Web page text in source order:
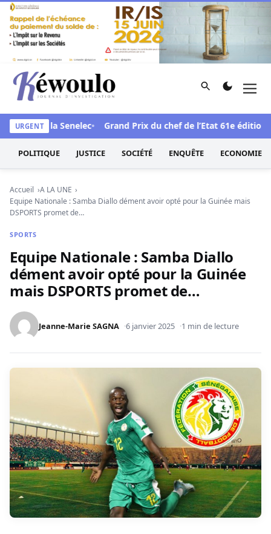
Aller au contenu
Kéwoulo, le premier site d'information et d'investigation
Rechercher
URGENT
face à la Senelec Grand Prix du chef de l’Etat 61e édition :
POLITIQUE JUSTICE SOCIÉTÉ ENQUÊTE ECONOMIE
Accueil
A LA UNE
Equipe Nationale : Samba Diallo dément avoir opté pour la Guinée mais
DSPORTS promet de…
SPORTS
Equipe Nationale : Samba Diallo
dément avoir opté pour la Guinée
mais DSPORTS promet de…
Jeanne-Marie SAGNA 6 janvier 2025 1 min de lecture